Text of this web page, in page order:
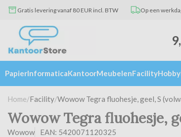
Gratis levering vanaf 80 EUR incl. BTW Op een
PapierInformaticaKantoorMeubelenFacilityHobby
Home/Facility/Wowow Tegra fluohesje, geel, S
Wowow Tegra fluohesje,
Wowow EAN: 5420071120325